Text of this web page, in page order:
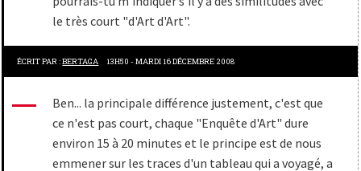
le très court "d'Art d'Art".
ÉCRIT PAR :BERTAGA 13H50 -MARDI 16DÉCEMBRE 2008
Ben... la principale différence justement, c'est que
ce n'est pas court, chaque "Enquête d'Art" dure
environ 15 à 20 minutes et le principe est de nous
emmener sur les traces d'un tableau qui a voyagé, a